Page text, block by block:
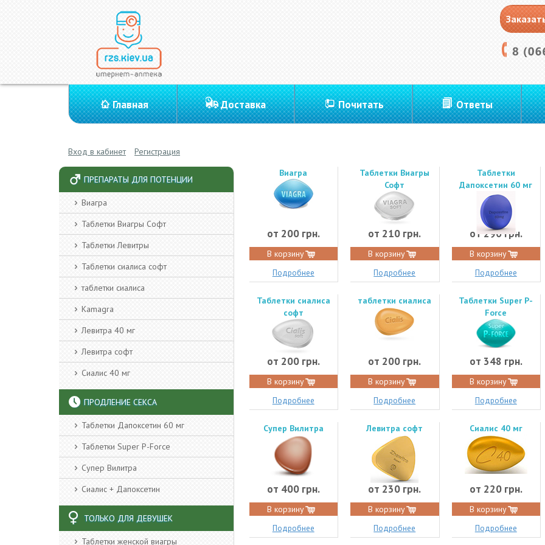
Главная Доставка Почитать Ответы
Вход в кабинет Регистрация
ПРЕПАРАТЫ ДЛЯ ПОТЕНЦИИ
Виагра
Таблетки Виагры Софт
Таблетки Левитры
Таблетки сиалиса софт
таблетки сиалиса
Kamagra
Левитра 40 мг
Левитра софт
Сиалис 40 мг
ПРОДЛЕНИЕ СЕКСА
Таблетки Дапоксетин 60 мг
Таблетки Super P-Force
Супер Вилитра
Сиалис + Дапоксетин
ТОЛЬКО ДЛЯ ДЕВУШЕК
Таблетки женской виагры
Виагра
от 200 грн.
В корзину
Подробнее
Таблетки Виагры
Софт
от 210 грн.
В корзину
Подробнее
Таблетки
Дапоксетин 60 мг
от 290 грн.
В корзину
Подробнее
Таблетки сиалиса
софт
от 200 грн.
В корзину
Подробнее
таблетки сиалиса
от 200 грн.
В корзину
Подробнее
Таблетки Super P-
Force
от 348 грн.
В корзину
Подробнее
Супер Вилитра
от 400 грн.
В корзину
Подробнее
Левитра софт
от 230 грн.
В корзину
Подробнее
Сиалис 40 мг
от 220 грн.
В корзину
Подробнее